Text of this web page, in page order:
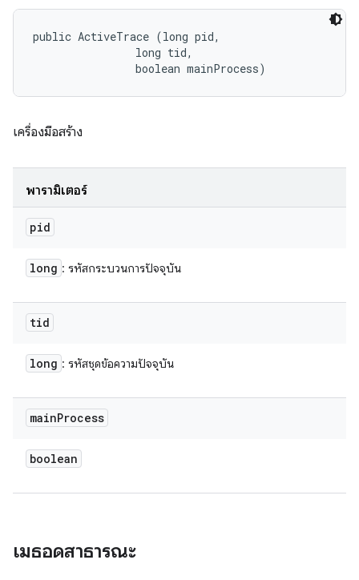
public ActiveTrace (long pid,
                long tid,
                boolean mainProcess)
เครื่องมือสร้าง
พารามิเตอร์
pid
long : รหัสกระบวนการปัจจุบัน
tid
long : รหัสชุดข้อความปัจจุบัน
mainProcess
boolean
เมธอดสาธารณะ